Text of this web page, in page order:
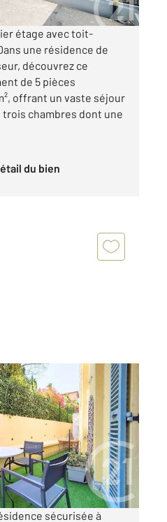
étage avec toit-
une résidence de
découvrez ce
de 5 pièces
offrant un vaste séjour
chambres dont une
du bien
vendre
€
sécurisée à